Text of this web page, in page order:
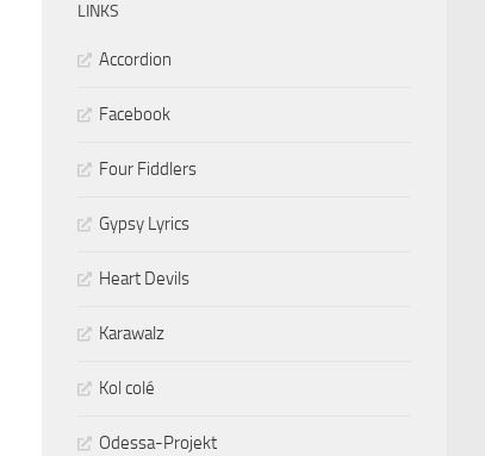
LINKS
Accordion
Facebook
Four Fiddlers
Gypsy Lyrics
Heart Devils
Karawalz
Kol colé
Odessa-Projekt